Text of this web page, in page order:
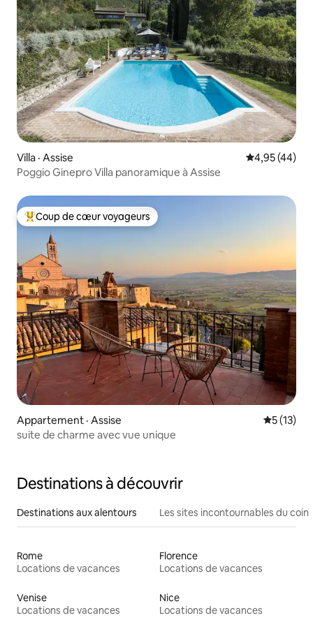
Villa · Assise Note
4,95 (44)
Poggio Ginepro Villa panoramique à Assise
Coup de cœur voyageurs parmi les plus aimés
Coup de cœur voyageurs
Appartement · Assise Note
5 (13)
suite de charme avec vue unique
Destinations à découvrir
Destinations aux alentours Les sites incontournables du coin
Rome
Locations de vacances
Florence
Locations de vacances
Venise
Locations de vacances
Nice
Locations de vacances